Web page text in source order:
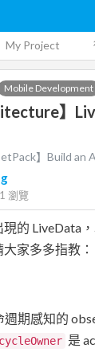
My Project
Mobile Development
】
】Build an
瀏覽
的 LiveData
家多多指教：
期感知的
是